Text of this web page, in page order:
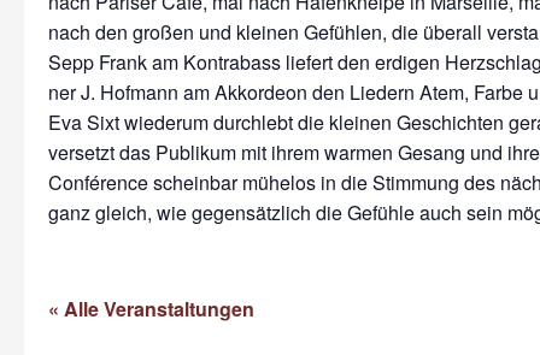
nach den großen und kleinen Gefühlen, die überall
Sepp Frank am Kontrabass liefert den erdi­gen
ner J. Hofmann am Akkordeon den Liedern Atem, Farbe
Eva Sixt wiederum durch­lebt die kleinen Ge­schichten
versetzt das Publikum mit ihrem warmen Gesang und
Con­férence scheinbar mühelos in die Stimmung des
ganz gleich, wie gegensätzlich die Gefühle auch sein
« Alle Veranstaltungen